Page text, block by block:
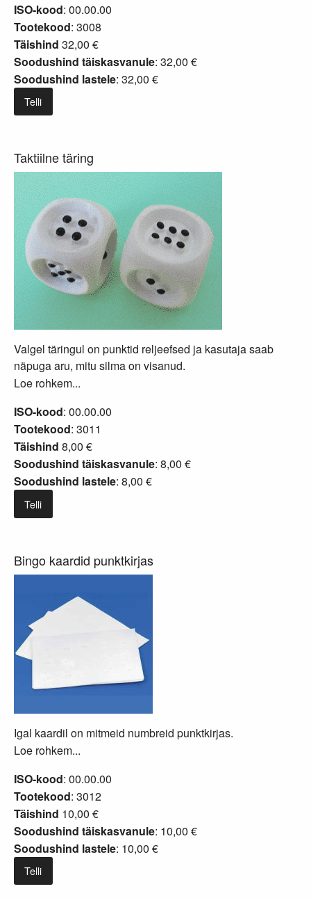
ISO-kood: 00.00.00
Tootekood: 3008
Täishind 32,00 €
Soodushind täiskasvanule: 32,00 €
Soodushind lastele: 32,00 €
Telli
Taktiilne täring
Valgel täringul on punktid reljeefsed ja kasutaja saab
näpuga aru, mitu silma on visanud.
Loe rohkem...
ISO-kood: 00.00.00
Tootekood: 3011
Täishind 8,00 €
Soodushind täiskasvanule: 8,00 €
Soodushind lastele: 8,00 €
Telli
Bingo kaardid punktkirjas
Igal kaardil on mitmeid numbreid punktkirjas.
Loe rohkem...
ISO-kood: 00.00.00
Tootekood: 3012
Täishind 10,00 €
Soodushind täiskasvanule: 10,00 €
Soodushind lastele: 10,00 €
Telli